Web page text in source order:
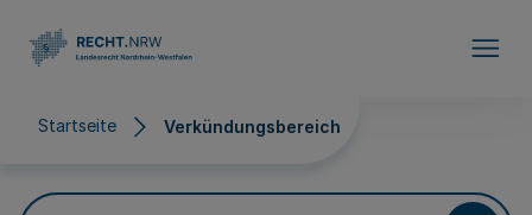
Startseite Verkündungsbereich
Verkündungsbereich